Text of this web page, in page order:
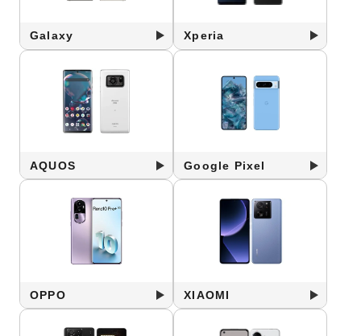
Galaxy Xperia
AQUOS Google Pixel
OPPO XIAOMI